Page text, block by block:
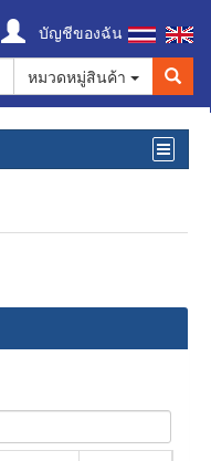
บัญชีของฉัน
หมวดหมู่สินค้า